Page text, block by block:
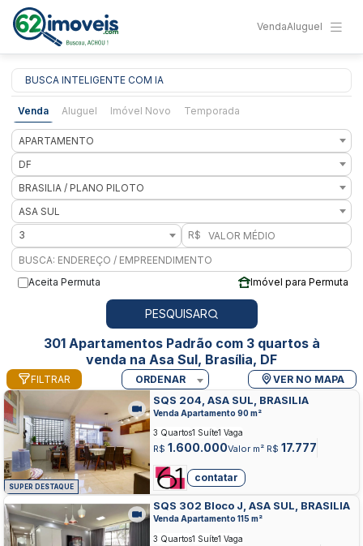
VendaAluguel
BUSCA INTELIGENTE COM IA
Venda Aluguel Imóvel Novo Temporada
APARTAMENTO
DF
BRASILIA / PLANO PILOTO
ASA SUL
3
R$
Aceita Permuta Imóvel para Permuta
PESQUISAR
301 Apartamentos Padrão com 3 quartos à
venda na Asa Sul, Brasília, DF
FILTRAR ORDENAR VER NO MAPA
SUPER DESTAQUE
SQS 204, ASA SUL, BRASILIA
Venda Apartamento 90 m²
R$ 1.600.000Valor m² R$ 17.777
3 Quartos1 Suíte1 Vaga
contatar
SQS 302 Bloco J, ASA SUL, BRASILIA
Venda Apartamento 115 m²
3 Quartos1 Suíte1 Vaga